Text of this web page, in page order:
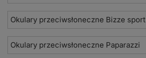
Okulary przeciwsłoneczne Bizze sport
Okulary przeciwsłoneczne Paparazzi